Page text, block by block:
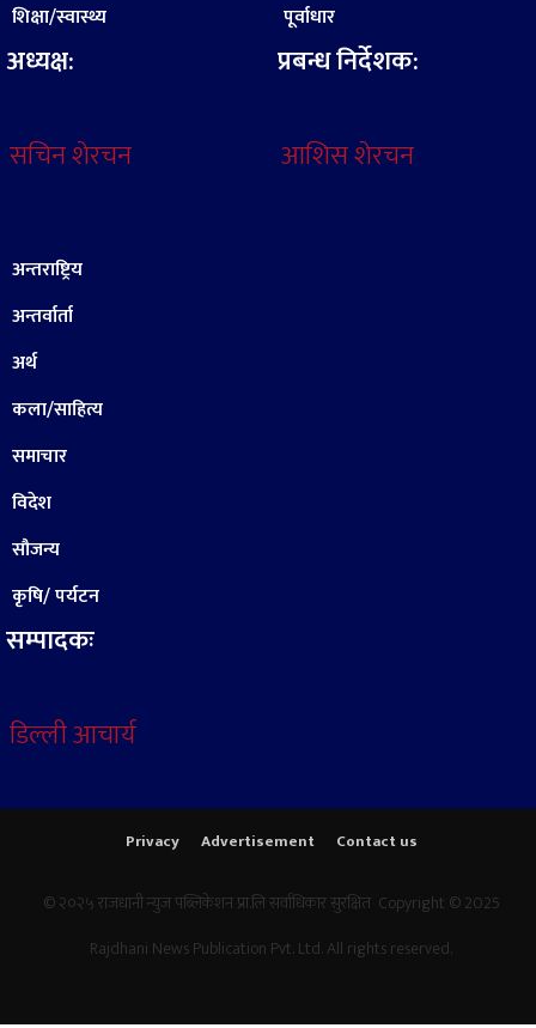
शिक्षा/स्वास्थ्य
अध्यक्ष:
सचिन शेरचन
पूर्वाधार
प्रबन्ध निर्देशक:
आशिस शेरचन
अन्तराष्ट्रिय
अन्तर्वार्ता
अर्थ
कला/साहित्य
समाचार
विदेश
सौजन्य
कृषि/ पर्यटन
सम्पादकः
डिल्ली आचार्य
Privacy Advertisement Contact us
© २०२५ राजधानी न्युज पब्लिकेशन प्रा.लि सर्वाधिकार सुरक्षित Copyright © 2025
Rajdhani News Publication Pvt. Ltd. All rights reserved.